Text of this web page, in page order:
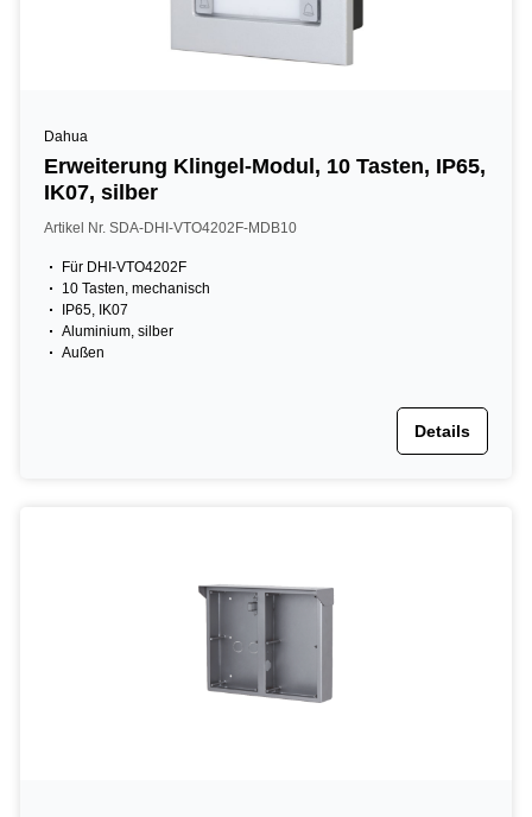
Dahua
Erweiterung Klingel-Modul, 10 Tasten, IP65,
IK07, silber
Artikel Nr. SDA-DHI-VTO4202F-MDB10
Für DHI-VTO4202F
10 Tasten, mechanisch
IP65, IK07
Aluminium, silber
Außen
Details